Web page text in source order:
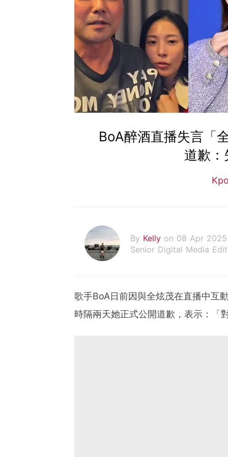
BoA醉酒直播失言「
道歉：
By Kelly on 08 Apr 2025
Senior Digital Media
歌手BoA日前因與全炫茂在直播中互
時隔兩天她正式公開道歉，表示：「